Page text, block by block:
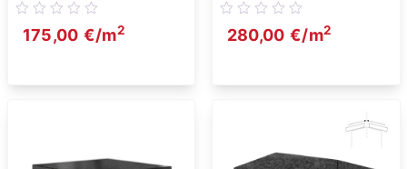
175,00 €/m2 280,00 €/m2